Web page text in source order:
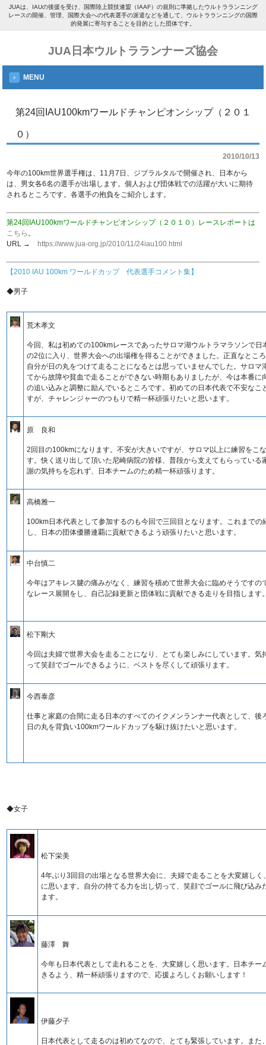
JUAは、IAUの後援を受け、国際陸上競技連盟（IAAF）の規則に準拠したウルトラランニング
レースの開催、管理、国際大会への代表選手の派遣などを通して、ウルトラランニングの国際
的発展に寄与することを目的とした団体です。
JUA日本ウルトラランナーズ協会
MENU
第24回IAU100kmワールドチャンピオンシップ（２０１
０）
2010/10/13
今年の100km世界選手権は、11月7日、ジブラルタルで開催され、日本から
は、男女各6名の選手が出場します。個人および団体戦での活躍が大いに期待
されるところです。各選手の抱負をご紹介します。
第24回IAU100kmワールドチャンピオンシップ（２０１０）レースレポートは
こちら 。
URL →
https://www.jua-org.jp/2010/11/24iau100.html
【2010 IAU 100km ワールドカップ 代表選手コメント集】
◆男子
荒木孝文
今回、私は初めての100kmレースであったサロマ湖ウルトラマラソンで日
の2位に入り、世界大会への出場権を得ることができました。正直なとこ
自分が日の丸をつけて走ることになるとは思っていませんでした。サロマ
てから故障や貧血で走ることができない時期もありましたが、今は本番に
の追い込みと調整に励んでいるところです。初めての日本代表で不安なこ
すが、チャレンジャーのつもりで精一杯頑張りたいと思います。
原 良和
2回目の100kmになります。不安が大きいですが、サロマ以上に練習をこ
す。快く送り出して頂いた尼崎病院の皆様、普段から支えてもらっている
謝の気持ちを忘れず、日本チームのため精一杯頑張ります。
高橋雅一
100km日本代表として参加するのも今回で三回目となります。これまでの
し、日本の団体優勝連覇に貢献できるよう頑張りたいと思います。
中台慎二
今年はアキレス腱の痛みがなく、練習を積めて世界大会に臨めそうですの
なレース展開をし、自己記録更新と団体戦に貢献できる走りを目指します
松下剛大
今回は夫婦で世界大会を走ることになり、とても楽しみにしています。気
って笑顔でゴールできるように、ベストを尽くして頑張ります。
今西泰彦
仕事と家庭の合間に走る日本のすべてのイクメンランナー代表として、後
日の丸を背負い100kmワールドカップを駆け抜けたいと思います。
◆女子
松下栄美
4年ぶり3回目の出場となる世界大会に、夫婦で走ることを大変嬉しく
に思います。自分の持てる力を出し切って、笑顔でゴールに飛び込み
ます。
藤澤 舞
今年も日本代表として走れることを、大変嬉しく思います。日本チー
きるよう、精一杯頑張りますので、応援よろしくお願いします！
伊藤夕子
日本代表として走るのは初めてなので、とても緊張しています。また